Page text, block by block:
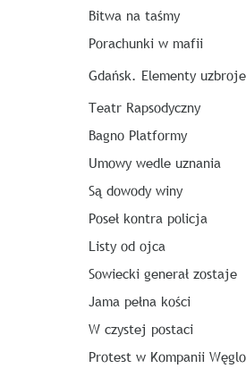
Bitwa na taśmy
Porachunki w mafii
Gdańsk. Elementy
Teatr Rapsodyczny
Bagno Platformy
Umowy wedle uznania
Są dowody winy
Poseł kontra policja
Listy od ojca
Sowiecki generał zostaje
Jama pełna kości
W czystej postaci
Protest w Kompanii